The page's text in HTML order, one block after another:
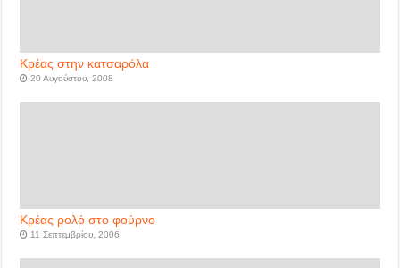
Κρέας στην κατσαρόλα
20 Αυγούστου, 2008
Κρέας ρολό στο φούρνο
11 Σεπτεμβρίου, 2006